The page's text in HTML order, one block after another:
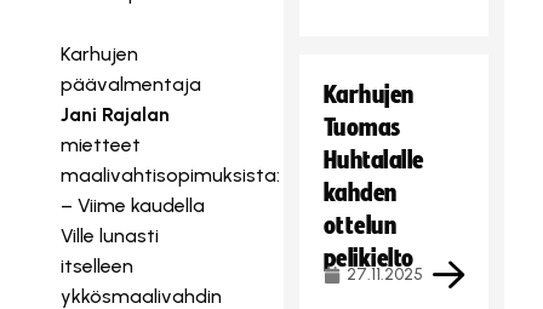
Karhujen
päävalmentaja
Jani Rajalan
mietteet
maalivahtisopimuksista:
– Viime kaudella
Ville lunasti
itselleen
ykkösmaalivahdin
Karhujen
Tuomas
Huhtalalle
kahden
ottelun
pelikielto
27.11.2025